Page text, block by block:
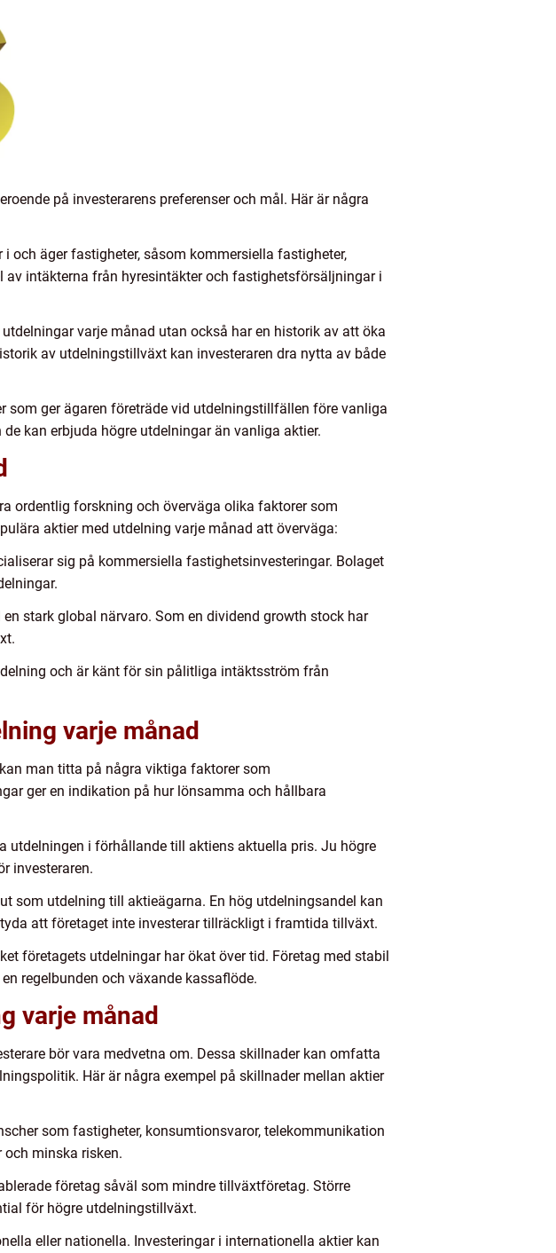
på investerarens preferenser och mål. Här är några
i och äger fastigheter, såsom kommersiella fastigheter,
av intäkterna från hyresintäkter och fastighetsförsäljningar i
varje månad utan också har en historik av att öka
av utdelningstillväxt kan investeraren dra nytta av både
som ger ägaren företräde vid utdelningstillfällen före vanliga
kan erbjuda högre utdelningar än vanliga aktier.
ordentlig forskning och överväga olika faktorer som
aktier med utdelning varje månad att överväga:
sig på kommersiella fastighetsinvesteringar. Bolaget
stark global närvaro. Som en dividend growth stock har
och är känt för sin pålitliga intäktsström från
varje månad
man titta på några viktiga faktorer som
ger en indikation på hur lönsamma och hållbara
utdelningen i förhållande till aktiens aktuella pris. Ju högre
investeraren.
som utdelning till aktieägarna. En hög utdelningsandel kan
att företaget inte investerar tillräckligt i framtida tillväxt.
företagets utdelningar har ökat över tid. Företag med stabil
regelbunden och växande kassaflöde.
varje månad
bör vara medvetna om. Dessa skillnader kan omfatta
Här är några exempel på skillnader mellan aktier
som fastigheter, konsumtionsvaror, telekommunikation
minska risken.
företag såväl som mindre tillväxtföretag. Större
för högre utdelningstillväxt.
eller nationella. Investeringar i internationella aktier kan